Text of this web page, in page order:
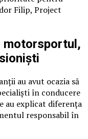
Filip, Project
motorsportul,
au avut ocazia să
în conducere
au explicat diferența
responsabil în